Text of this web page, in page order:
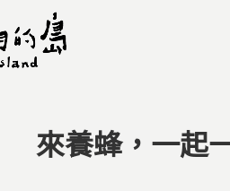
您在這裡
來養蜂，一起